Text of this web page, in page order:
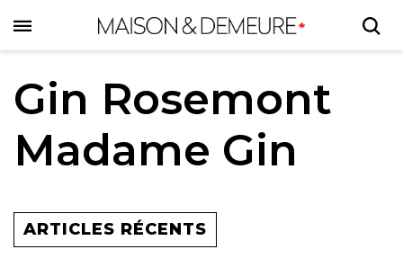
to
main
content
Gin Rosemont
Madame Gin
ARTICLES RÉCENTS